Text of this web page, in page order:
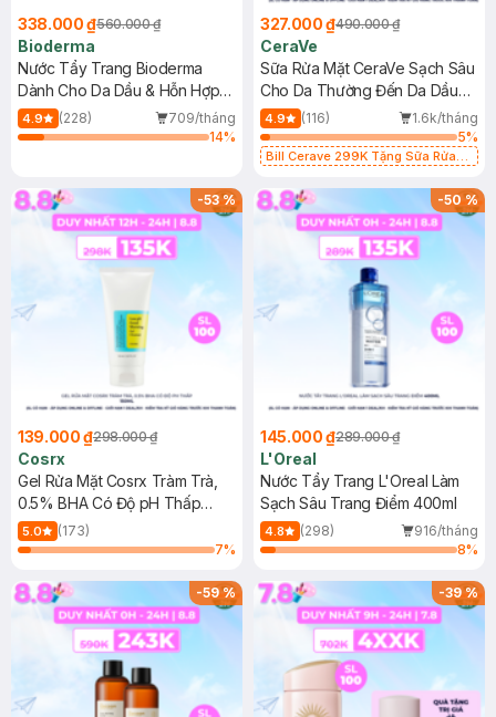
338.000 ₫560.000 ₫
Bioderma
Nước Tẩy Trang Bioderma
Dành Cho Da Dầu & Hỗn Hợp
500ml
4.9 (228)
709/tháng
14%
327.000 ₫490.000 ₫
CeraVe
Sữa Rửa Mặt CeraVe Sạch Sâu
Cho Da Thường Đến Da Dầu
473ml
4.9 (116)
1.6k/tháng
5%
Bill Cerave 299K Tặng Sữa Rửa
-53%
139.000 ₫298.000 ₫
Cosrx
Gel Rửa Mặt Cosrx Tràm Trà,
0.5% BHA Có Độ pH Thấp
150ml
5.0
(173)
7%
-50%
145.000 ₫289.000 ₫
L'Oreal
Nước Tẩy Trang L'Oreal Làm
Sạch Sâu Trang Điểm 400ml
4.8 (298)
916/tháng
8%
-59% -39%